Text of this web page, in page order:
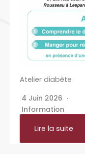
Atelier diabète
4 Juin 2026
Information
Lire la suite